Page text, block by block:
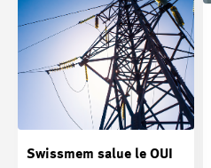
Swissmem salue le OUI